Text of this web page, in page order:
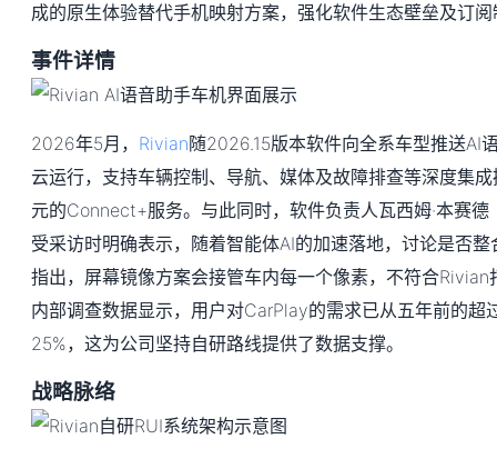
成的原生体验替代手机映射方案，强化软件生态壁垒及订
事件详情
2026年5月， Rivian随2026.15版本软件向全系车型推送AI
云运行，支持车辆控制、导航、媒体及故障排查等深度集
元的Connect+服务。与此同时，软件负责人瓦西姆·本赛
受采访时明确表示，随着智能体AI的加速落地，讨论是否整
指出，屏幕镜像方案会接管车内每一个像素，不符合
内部调查数据显示，用户对CarPlay的需求已从五年前的超
25%，这为公司坚持自研路线提供了数据支撑。
战略脉络